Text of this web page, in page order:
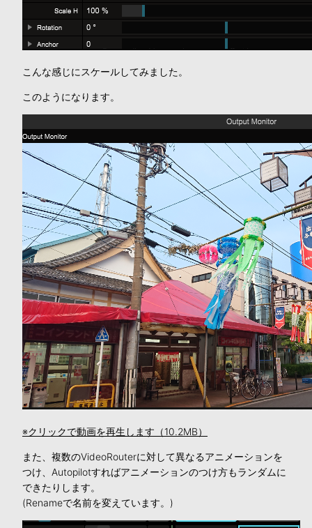
こんな感じにスケールしてみました。
このようになります。
※クリックで動画を再生します（10.2MB）
また、複数のVideoRouterに対して異なるアニメーションを
つけ、Autopilotすればアニメーションのつけ方もランダムに
できたりします。
(Renameで名前を変えています。)